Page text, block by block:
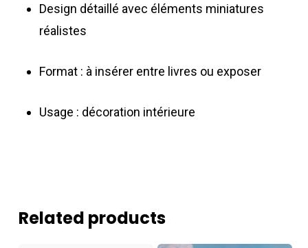
Design détaillé avec éléments miniatures
réalistes
Format : à insérer entre livres ou exposer
Usage : décoration intérieure
Related products